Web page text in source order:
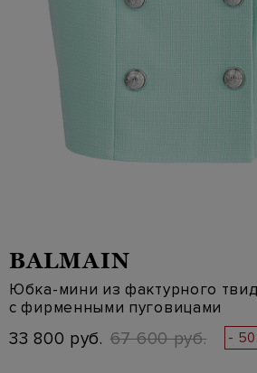
BALMAIN
Юбка-мини из фактурного
с фирменными пуговицами
33 800 руб. 67 600 руб. -